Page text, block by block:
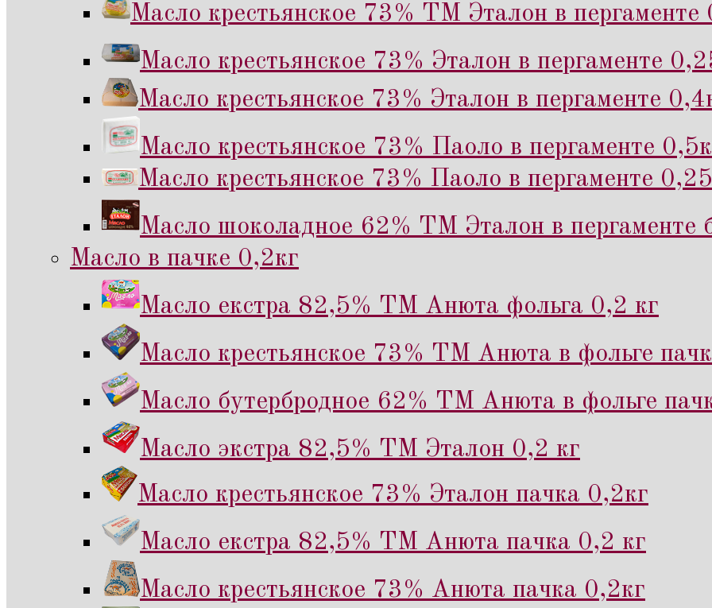
Масло крестьянское 73% ТМ Эталон в пергаменте
Масло крестьянское 73% Эталон в пергаменте
Масло крестьянское 73% Эталон в пергаменте
Масло крестьянское 73% Паоло в пергаменте
Масло крестьянское 73% Паоло в пергаменте
Масло шоколадное 62% ТМ Эталон в пергаменте
Масло в пачке 0,2кг
Масло екстра 82,5% ТМ Анюта фольга 0,2 кг
Масло крестьянское 73% ТМ Анюта в фольге
Масло бутербродное 62% ТМ Анюта в фольге
Масло экстра 82,5% ТМ Эталон 0,2 кг
Масло крестьянское 73% Эталон пачка 0,2кг
Масло екстра 82,5% ТМ Анюта пачка 0,2 кг
Масло крестьянское 73% Анюта пачка 0,2кг